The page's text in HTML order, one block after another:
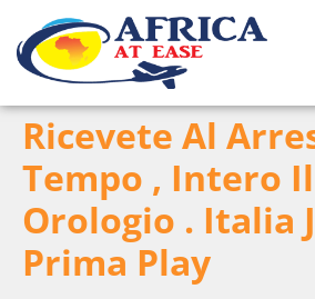
Ricevete Al
Tempo , Intero Il
Orologio . Italia
Prima Play